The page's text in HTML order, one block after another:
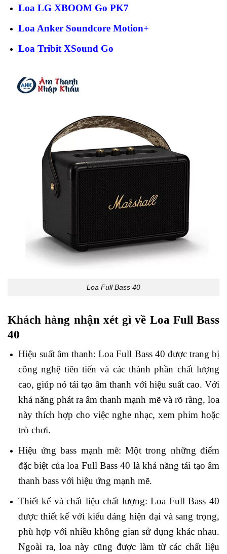
Loa LG XBOOM Go PK7
Loa Anker Soundcore Motion+
Loa Tribit XSound Go
Loa Full Bass 40
Khách hàng nhận xét gì về Loa Full Bass
40
Hiệu suất âm thanh: Loa Full Bass 40 được trang bị
công nghệ tiên tiến và các thành phần chất lượng
cao, giúp nó tái tạo âm thanh với hiệu suất cao. Với
khả năng phát ra âm thanh mạnh mẽ và rõ ràng, loa
này thích hợp cho việc nghe nhạc, xem phim hoặc
trò chơi.
Hiệu ứng bass mạnh mẽ: Một trong những điểm
đặc biệt của loa Full Bass 40 là khả năng tái tạo âm
thanh bass với hiệu ứng mạnh mẽ.
Thiết kế và chất liệu chất lượng: Loa Full Bass 40
được thiết kế với kiểu dáng hiện đại và sang trọng,
phù hợp với nhiều không gian sử dụng khác nhau.
Ngoài ra, loa này cũng được làm từ các chất liệu